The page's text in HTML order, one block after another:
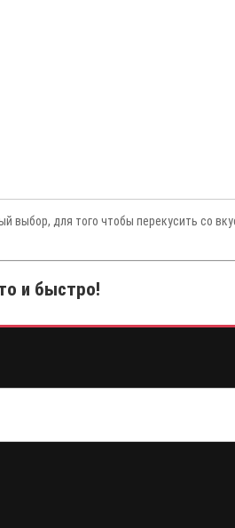
выбор, для того чтобы перекусить со
и быстро!